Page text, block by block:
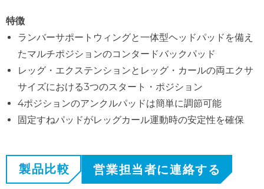
特徴
ランバーサポートウィングと一体型ヘッドパッドを備え
たマルチポジションのコンタードバックパッド
レッグ・エクステンションとレッグ・カールの両エクサ
サイズにおける3つのスタート・ポジション
4ポジションのアンクルパッドは簡単に調節可能
固定すねパッドがレッグカール運動時の安定性を確保
製品比較 営業担当者に連絡する